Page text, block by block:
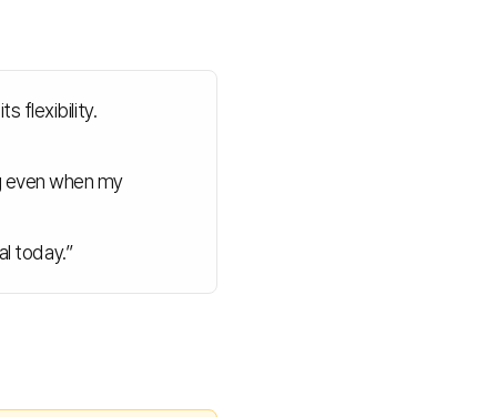
flexibility.
even when my
today.”